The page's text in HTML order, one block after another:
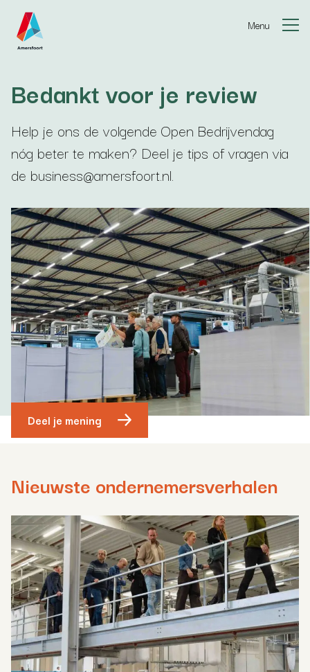
Menu
Bedankt voor je review
Help je ons de volgende Open Bedrijvendag
nóg beter te maken? Deel je tips of vragen via
de business@amersfoort.nl.
Deel je mening
Nieuwste ondernemersverhalen